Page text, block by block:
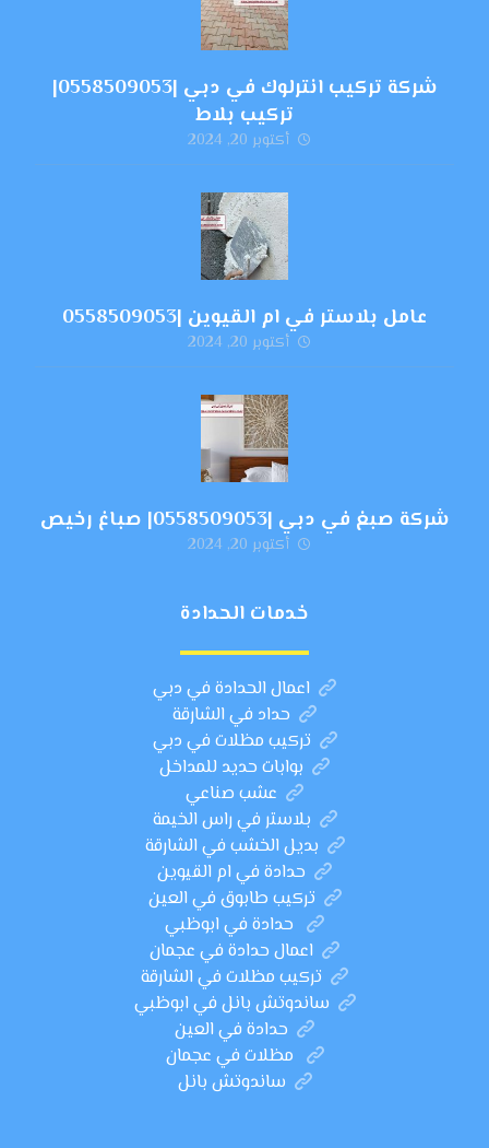
شركة تركيب انترلوك في دبي |0558509053|
تركيب بلاط
أكتوبر 20, 2024
عامل بلاستر في ام القيوين |0558509053
أكتوبر 20, 2024
شركة صبغ في دبي |0558509053| صباغ رخيص
أكتوبر 20, 2024
خدمات الحدادة
اعمال الحدادة في دبي
حداد في الشارقة
تركيب مظلات في دبي
بوابات حديد للمداخل
عشب صناعي
بلاستر في راس الخيمة
بديل الخشب في الشارقة
حدادة في ام القيوين
تركيب طابوق في العين
حدادة في ابوظبي
اعمال حدادة في عجمان
تركيب مظلات في الشارقة
ساندوتش بانل في ابوظبي
حدادة في العين
مظلات في عجمان
ساندوتش بانل